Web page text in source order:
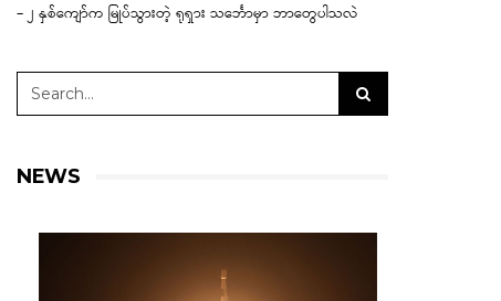
– ၂ နှစ်ကျော်က မြုပ်သွားတဲ့ ရုရှား သင်္ဘောမှာ ဘာတွေပါသလဲ
NEWS